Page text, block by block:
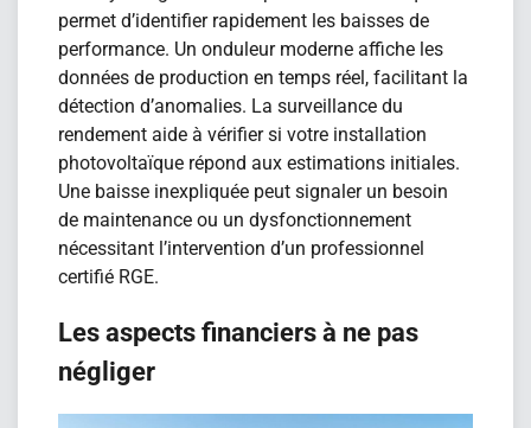
permet d’identifier rapidement les baisses de
performance. Un onduleur moderne affiche les
données de production en temps réel, facilitant la
détection d’anomalies. La surveillance du
rendement aide à vérifier si votre installation
photovoltaïque répond aux estimations initiales.
Une baisse inexpliquée peut signaler un besoin
de maintenance ou un dysfonctionnement
nécessitant l’intervention d’un professionnel
certifié RGE.
Les aspects financiers à ne pas
négliger